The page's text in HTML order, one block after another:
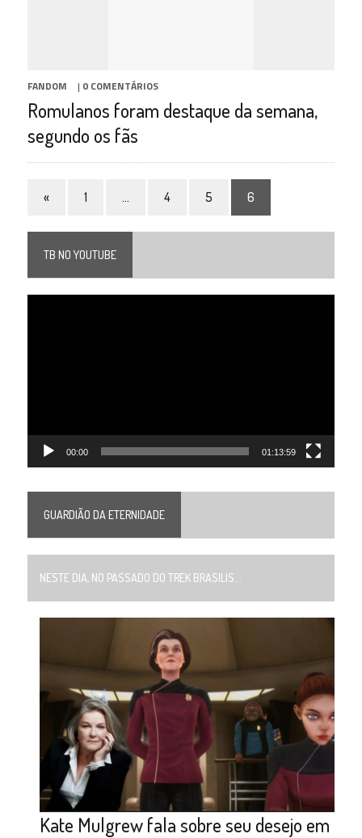
FANDOM | 0 COMENTÁRIOS
Romulanos foram destaque da semana,
segundo os fãs
« 1 … 4 5 6
TB NO YOUTUBE
00:00 01:13:59
GUARDIÃO DA ETERNIDADE
NESTE DIA, NO PASSADO DO TREK BRASILIS...
Kate Mulgrew fala sobre seu desejo em